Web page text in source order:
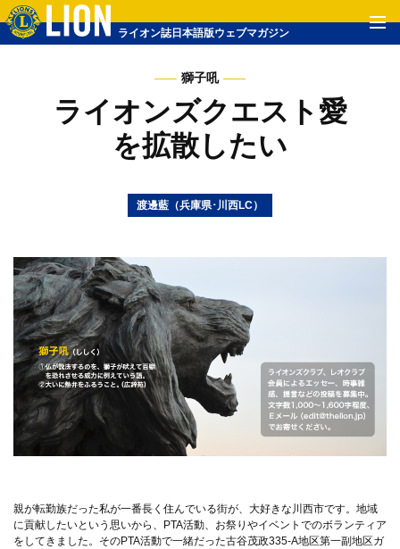
ライオン誌日本語版ウェブマガジン
獅子吼
ライオンズクエスト愛
を拡散したい
渡邊藍（兵庫県･川西LC）
親が転勤族だった私が一番長く住んでいる街が、大好きな川西市です。地域
に貢献したいという思いから、PTA活動、お祭りやイベントでのボランティア
をしてきました。そのPTA活動で一緒だった古谷茂政335-A地区第一副地区ガ